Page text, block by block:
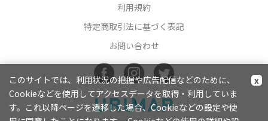
利用規約
特定商取引法に基づく表記
お問い合わせ
このサイトでは、利用状況の把握や広告配信などのために、
Cookieなどを使用してアクセスデータを取得・利用していま
す。これ以降ページを遷移した場合、Cookieなどの設定や使
x